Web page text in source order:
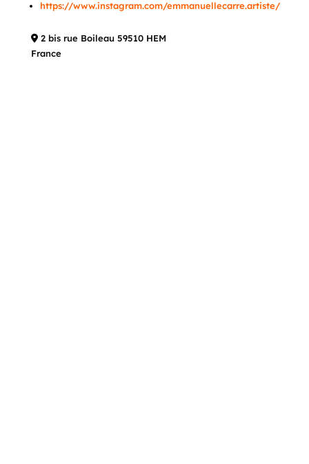
https://www.instagram.com/emmanuellecarre.artiste/
2 bis rue Boileau 59510 HEM
France